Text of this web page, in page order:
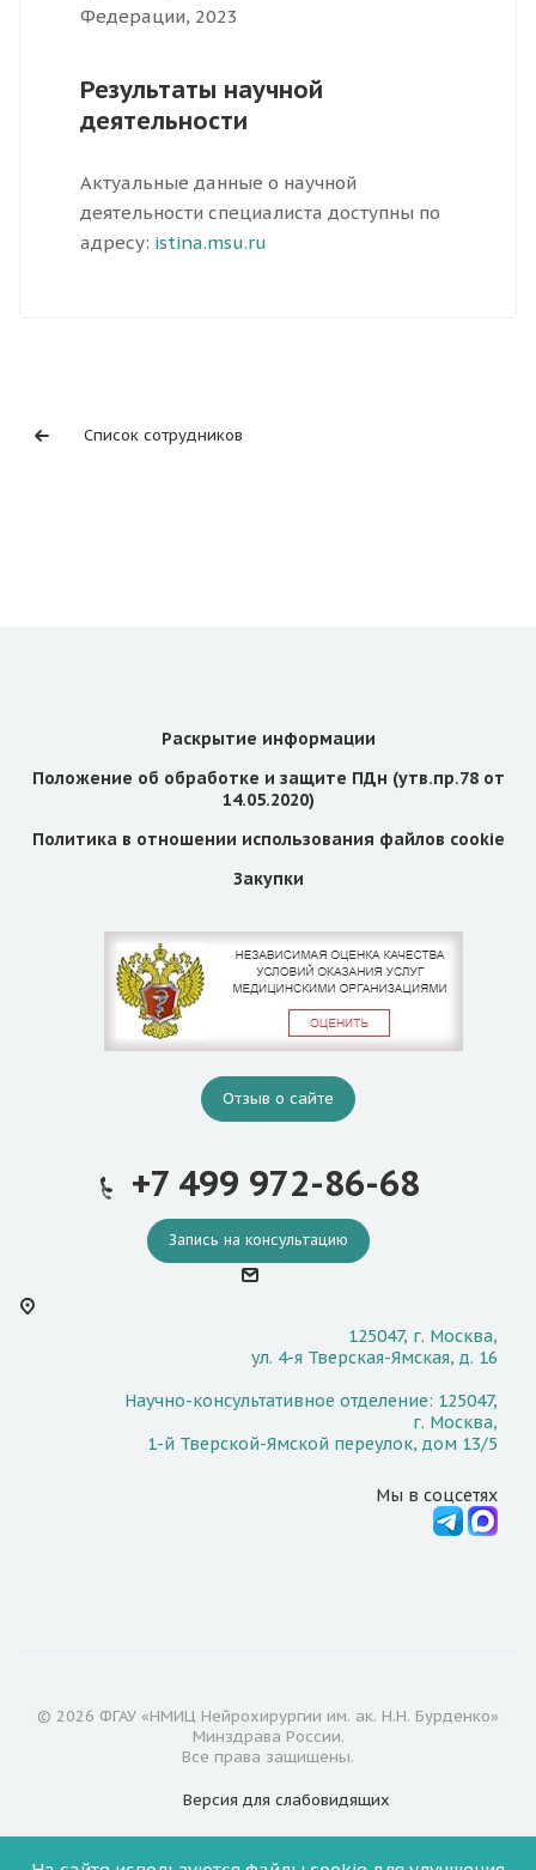
Федерации, 2023
Результаты научной
деятельности
Актуальные данные о научной
деятельности специалиста доступны по
адресу: istina.msu.ru
Список сотрудников
Раскрытие информации
Положение об обработке и защите ПДн (утв.пр.78 от
14.05.2020)
Политика в отношении использования файлов cookie
Закупки
Отзыв о сайте
+7 499 972-86-68
Запись на консультацию
125047, г. Москва,
ул. 4-я Тверская-Ямская, д. 16
Научно-консультативное отделение: 125047,
г. Москва,
1-й Тверской-Ямской переулок, дом 13/5
Мы в соцсетях
© 2026 ФГАУ «НМИЦ Нейрохирургии им. ак. Н.Н. Бурденко»
Минздрава России.
Все права защищены.
Версия для слабовидящих